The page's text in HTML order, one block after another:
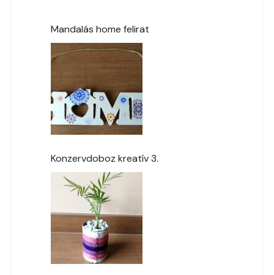
Mandalás home felirat
Konzervdoboz kreatív 3.